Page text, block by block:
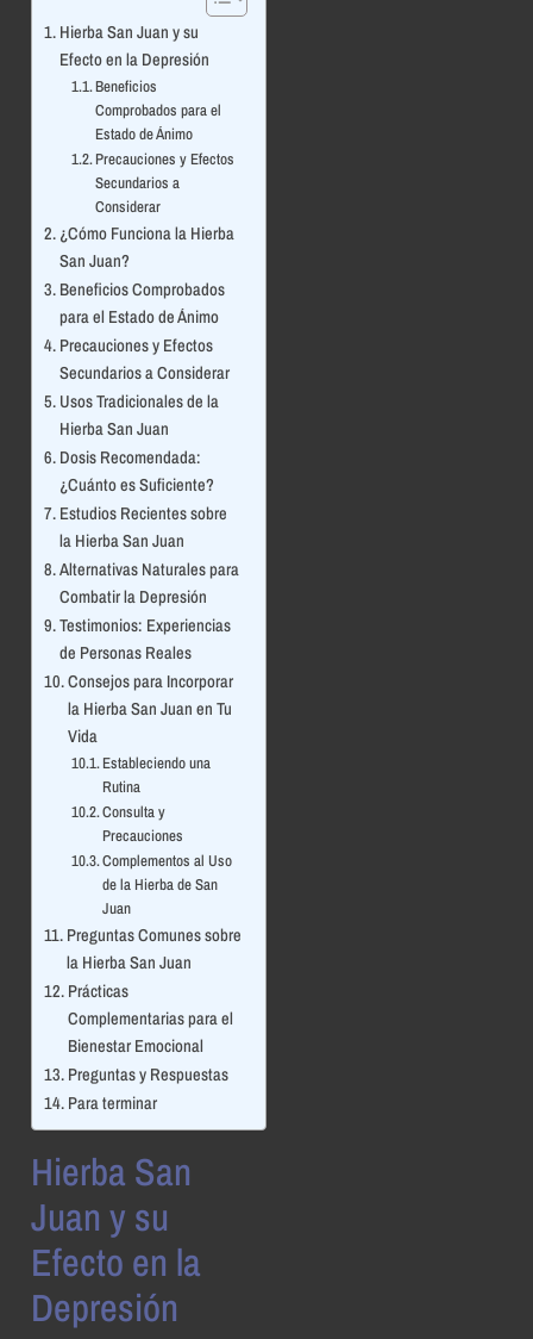
Hierba San Juan y su
Efecto en la Depresión
Beneficios
Comprobados para el
Estado de Ánimo
Precauciones y Efectos
Secundarios a
Considerar
¿Cómo Funciona la Hierba
San Juan?
Beneficios Comprobados
para el Estado de Ánimo
Precauciones y Efectos
Secundarios a Considerar
Usos Tradicionales de la
Hierba San Juan
Dosis Recomendada:
¿Cuánto es Suficiente?
Estudios Recientes sobre
la Hierba San Juan
Alternativas Naturales para
Combatir la Depresión
Testimonios: Experiencias
de Personas Reales
Consejos para Incorporar
la Hierba San Juan en Tu
Vida
Estableciendo una
Rutina
Consulta y
Precauciones
Complementos al Uso
de la Hierba de San
Juan
Preguntas Comunes sobre
la Hierba San Juan
Prácticas
Complementarias para el
Bienestar Emocional
Preguntas y Respuestas
Para terminar
Hierba San
Juan y su
Efecto en la
Depresión